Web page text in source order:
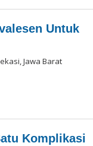
Untuk
Jawa Barat
Komplikasi